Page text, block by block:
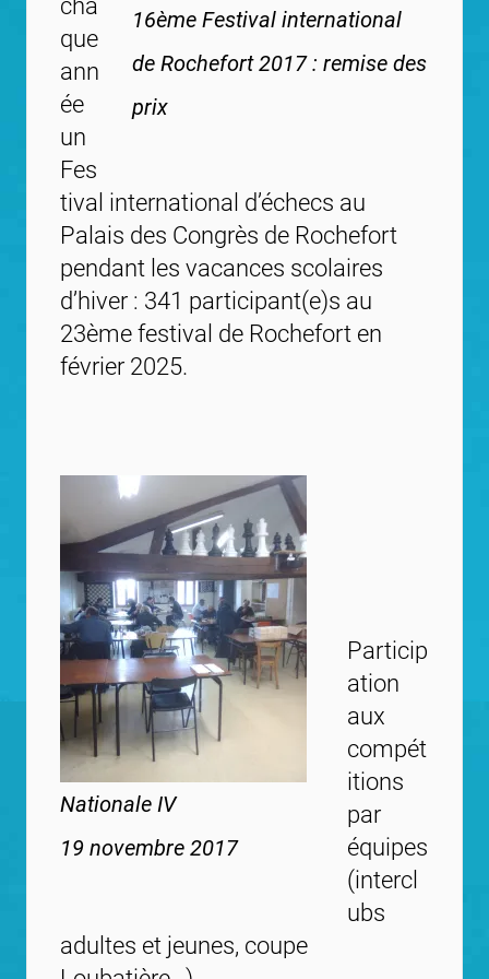
16ème Festival international
de Rochefort 2017 : remise des
prix
cha
que
ann
ée
un
Fes
tival international d’échecs au
Palais des Congrès de Rochefort
pendant les vacances scolaires
d’hiver : 341 participant(e)s au
23ème festival de Rochefort en
février 2025.
Nationale IV
19 novembre 2017
Particip
ation
aux
compét
itions
par
équipes
(intercl
ubs
adultes et jeunes, coupe